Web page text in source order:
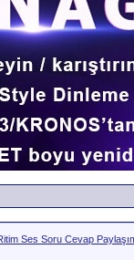
Ses Soru Cevap